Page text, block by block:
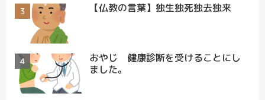
【仏教の言葉】独生独死独去独来
おやじ 健康診断を受けることにし
ました。